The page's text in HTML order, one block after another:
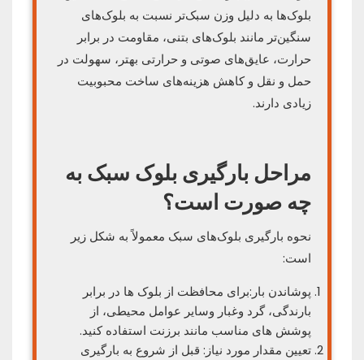
بلوک‌ها به دلیل وزن سبک‌تر نسبت به بلوک‌های
سنگین‌تر مانند بلوک‌های بتنی، مقاومت در برابر
حرارت، عایق‌های صوتی و حرارتی بهتر، سهولت در
حمل و نقل و کاهش هزینه‌های ساخت محبوبیت
زیادی دارند.
مراحل بارگیری بلوک سبک به
چه صورت است؟
نحوه بارگیری بلوک‌های سبک معمولاً به شکل زیر
است:
پوشاندن بار:برای محافظت از بلوک ها در برابر
بارندگی، گرد وغبار وسایر عوامل محیطی، از
پوشش های مناسب مانند برزنت استفاده کنید.
تعیین مقدار مورد نیاز: قبل از شروع به بارگیری